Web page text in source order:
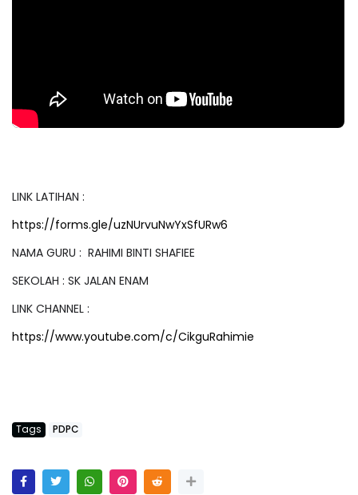
LINK LATIHAN :
https://forms.gle/uzNUrvuNwYxSfURw6
NAMA GURU : RAHIMI BINTI SHAFIEE
SEKOLAH : SK JALAN ENAM
LINK CHANNEL :
https://www.youtube.com/c/CikguRahimie
Tags PDPC